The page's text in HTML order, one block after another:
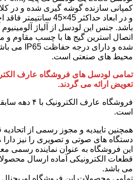
کمپانی سازنده گوشه گیری شده و در
و در ابعاد حداکثر
باشد. جنس این لودسل از آلیاژ
اتصال استرین گیج ها با چسب مقاوم
شده و دارای درجه حفاظت IP65
می
محیط های صنعتی است.
تعویض ارائه می گردند.
فروشگاه عارف
است.
همچنین تاییدیه و مجوز رسمی از
دستگاه های صوتی و تصویری را نیز
این فروشگاه به عنوان نماینده رسمی
قطعات الکترونیکی آماده ارسال
می باشد.